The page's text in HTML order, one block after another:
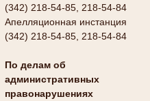
(342) 218-54-85, 218-54-84
Апелляционная инстанция
(342) 218-54-85, 218-54-84
По делам об
административных
правонарушениях